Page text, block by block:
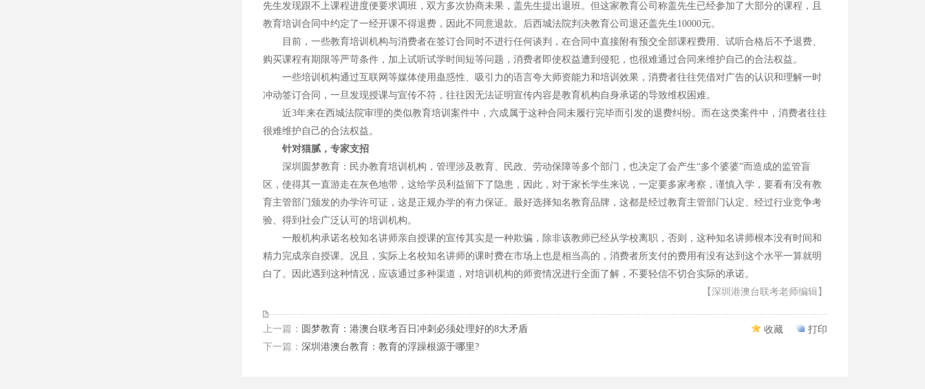
先生发现跟不上课程进度便要求调班，双方多次协商未果，盖先生提出退班。但这家教育公司称盖先生已经参加了大部分的课程，且
教育培训合同中约定了一经开课不得退费，因此不同意退款。后西城法院判决教育公司退还盖先生10000元。
目前，一些教育培训机构与消费者在签订合同时不进行任何谈判，在合同中直接附有预交全部课程费用、试听合格后不予退费、
购买课程有期限等严苛条件，加上试听试学时间短等问题，消费者即使权益遭到侵犯，也很难通过合同来维护自己的合法权益。
一些培训机构通过互联网等媒体使用蛊惑性、吸引力的语言夸大师资能力和培训效果，消费者往往凭借对广告的认识和理解一时
冲动签订合同，一旦发现授课与宣传不符，往往因无法证明宣传内容是教育机构自身承诺的导致维权困难。
近3年来在西城法院审理的类似教育培训案件中，六成属于这种合同未履行完毕而引发的退费纠纷。而在这类案件中，消费者往往
很难维护自己的合法权益。
针对猫腻，专家支招
深圳圆梦教育：民办教育培训机构，管理涉及教育、民政、劳动保障等多个部门，也决定了会产生“多个婆婆”而造成的监管盲
区，使得其一直游走在灰色地带，这给学员利益留下了隐患，因此，对于家长学生来说，一定要多家考察，谨慎入学，要看有没有教
育主管部门颁发的办学许可证，这是正规办学的有力保证。最好选择知名教育品牌，这都是经过教育主管部门认定、经过行业竞争考
验、得到社会广泛认可的培训机构。
一般机构承诺名校知名讲师亲自授课的宣传其实是一种欺骗，除非该教师已经从学校离职，否则，这种知名讲师根本没有时间和
精力完成亲自授课。况且，实际上名校知名讲师的课时费在市场上也是相当高的，消费者所支付的费用有没有达到这个水平一算就明
白了。因此遇到这种情况，应该通过多种渠道，对培训机构的师资情况进行全面了解，不要轻信不切合实际的承诺。
【深圳港澳台联考老师编辑】
上一篇： 圆梦教育：港澳台联考百日冲刺必须处理好的8大矛盾
下一篇： 深圳港澳台教育：教育的浮躁根源于哪里?
收藏 打印
2014-2016年港澳台、华侨生联招考试各高校录取分... 暨大招2000港澳台生 2016广州现场确认全国联招&两校联考成功
2015年中华人民共和国普通高等学校联合招收华侨...
2015年暨南大學招收香港學生招生簡章 2015年暨南大學招收澳門學生招生簡章 2014年中华人民共和国普通高等学校 联合招收华侨...
2014年联合招生专业目录 第二批本科录取院校 《... 2014年联合招生专业目录 第二批本科录取院校 《...